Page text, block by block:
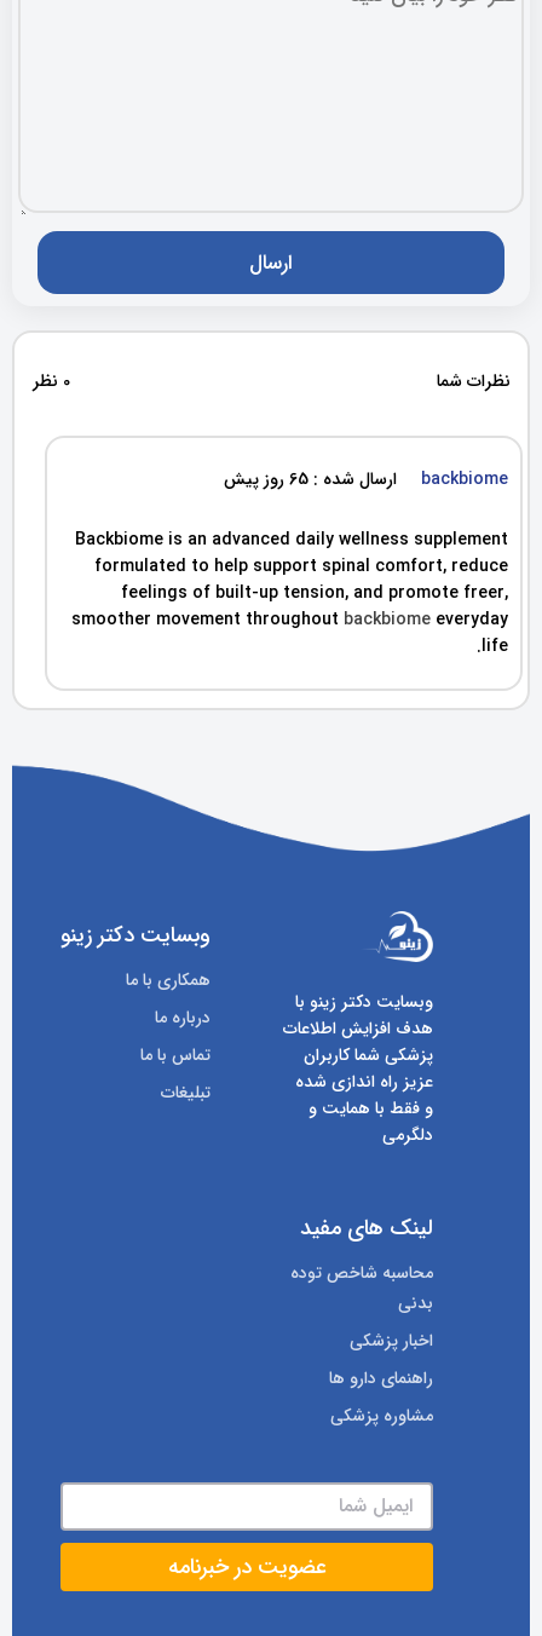
نظرات شما 0 نظر
backbiome ارسال شده : 65 روز پیش
Backbiome is an advanced daily wellness supplement
formulated to help support spinal comfort, reduce
feelings of built-up tension, and promote freer,
smoother movement throughout backbiome everyday
life.
وبسایت دکتر زینو با
هدف افزایش اطلاعات
پزشکی شما کاربران
عزیز راه اندازی شده
و فقط با همایت و
دلگرمی
وبسایت دکتر زینو
همکاری با ما
درباره ما
تماس با ما
تبلیغات
لینک های مفید
محاسبه شاخص توده
بدنی
اخبار پزشکی
راهنمای دارو ها
مشاوره پزشکی